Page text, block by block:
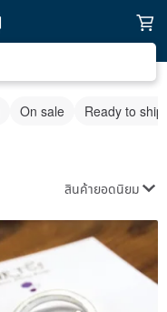
On sale Ready to ship
สินค้ายอดนิยม